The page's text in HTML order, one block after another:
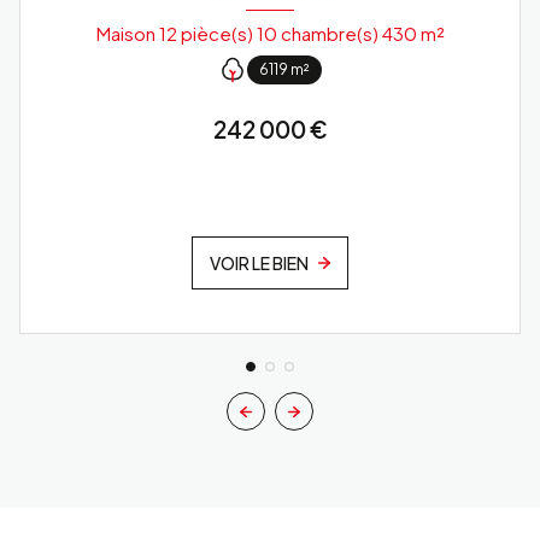
Maison 12 pièce(s) 10 chambre(s) 430 m²
6119 m²
242 000 €
VOIR LE BIEN